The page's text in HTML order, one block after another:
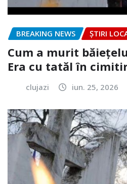
BREAKING NEWS ȘTIRI
Cum a murit
Era cu tatăl în
clujazi iun. 25, 2026